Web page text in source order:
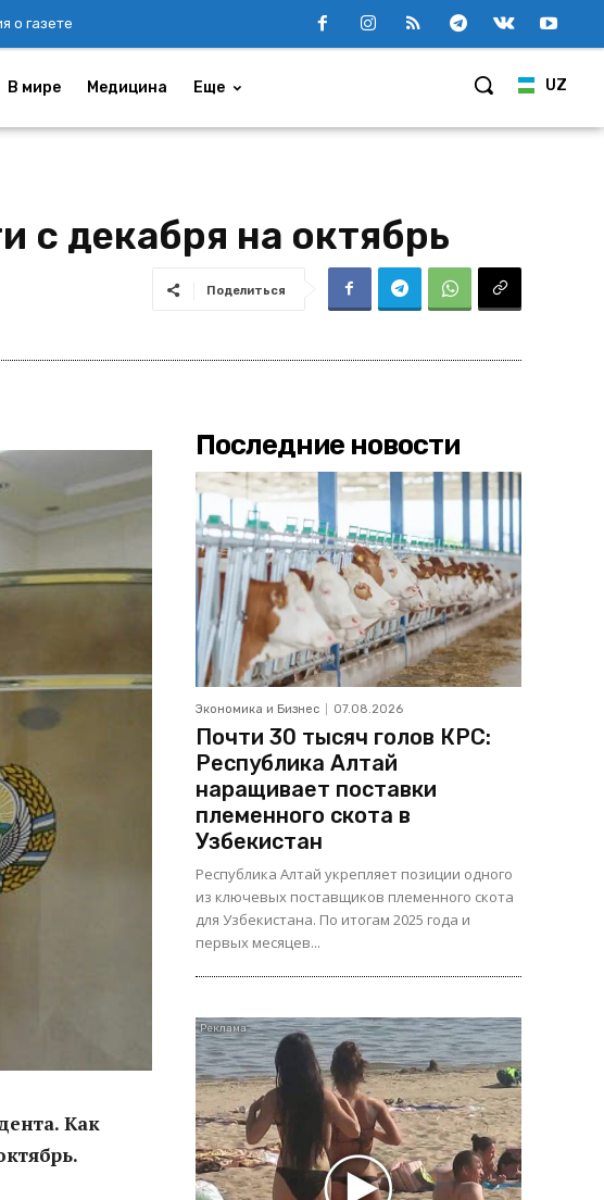
о газете
UZ
В мире Медицина Еще
с декабря на октябрь
Поделиться
Как
Последние новости
Экономика и Бизнес 07.08.2026
Почти 30 тысяч голов КРС:
Республика Алтай
наращивает поставки
племенного скота в
Узбекистан
Республика Алтай укрепляет позиции одного
из ключевых поставщиков племенного скота
для Узбекистана. По итогам 2025 года и
первых месяцев...